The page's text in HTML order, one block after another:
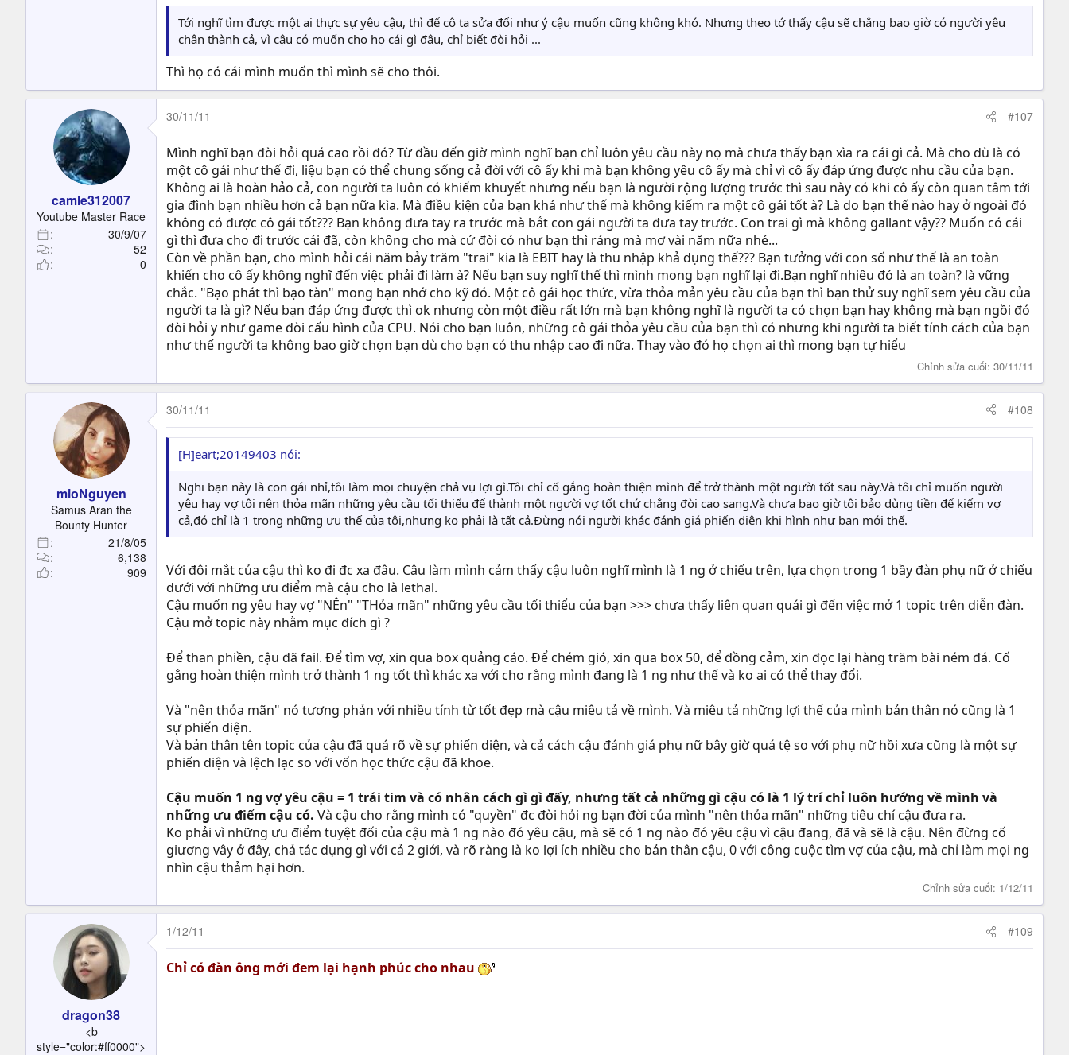
Tới nghĩ tìm được một ai thực sự yêu cậu, thì để cô ta sửa đổi như ý cậu muốn cũng không khó. Nhưng theo tớ thấy cậu sẽ chẳng bao giờ có người yêu
chân thành cả, vì cậu có muốn cho họ cái gì đâu, chỉ biết đòi hỏi ...
Thì họ có cái mình muốn thì mình sẽ cho thôi.
camle312007
Youtube Master Race
30/9/07
52
0
30/11/11 #107
Mình nghĩ bạn đòi hỏi quá cao rồi đó? Từ đầu đến giờ mình nghĩ bạn chỉ luôn yêu cầu này nọ mà chưa thấy bạn xìa ra cái gì cả. Mà cho dù là có
một cô gái như thế đi, liệu bạn có thể chung sống cả đời với cô ấy khi mà bạn không yêu cô ấy mà chỉ vì cô ấy đáp ứng được nhu cầu của bạn.
Không ai là hoàn hảo cả, con người ta luôn có khiếm khuyết nhưng nếu bạn là người rộng lượng trước thì sau này có khi cô ấy còn quan tâm tới
gia đình bạn nhiều hơn cả bạn nữa kìa. Mà điều kiện của bạn khá như thế mà không kiếm ra một cô gái tốt à? Là do bạn thế nào hay ở ngoài đó
không có được cô gái tốt??? Bạn không đưa tay ra trước mà bắt con gái người ta đưa tay trước. Con trai gì mà không gallant vậy?? Muốn có cái
gì thì đưa cho đi trước cái đã, còn không cho mà cứ đòi có như bạn thì ráng mà mơ vài năm nữa nhé...
Còn về phần bạn, cho mình hỏi cái năm bảy trăm "trai" kia là EBIT hay là thu nhập khả dụng thế??? Bạn tưởng với con số như thế là an toàn
khiến cho cô ấy không nghĩ đến việc phải đi làm à? Nếu bạn suy nghĩ thế thì mình mong bạn nghĩ lại đi.Bạn nghĩ nhiêu đó là an toàn? là vững
chắc. "Bạo phát thì bạo tàn" mong bạn nhớ cho kỹ đó. Một cô gái học thức, vừa thỏa mản yêu cầu của bạn thì bạn thử suy nghĩ sem yêu cầu của
người ta là gì? Nếu bạn đáp ứng được thì ok nhưng còn một điều rất lớn mà bạn không nghĩ là người ta có chọn bạn hay không mà bạn ngồi đó
đòi hỏi y như game đòi cấu hình của CPU. Nói cho bạn luôn, những cô gái thỏa yêu cầu của bạn thì có nhưng khi người ta biết tính cách của bạn
như thế người ta không bao giờ chọn bạn dù cho bạn có thu nhập cao đi nữa. Thay vào đó họ chọn ai thì mong bạn tự hiểu
Chỉnh sửa cuối: 30/11/11
mioNguyen
Samus Aran the
Bounty Hunter
21/8/05
6,138
909
30/11/11 #108
[H]eart;20149403 nói:
Nghi bạn này là con gái nhỉ,tôi làm mọi chuyện chả vụ lợi gì.Tôi chỉ cố gắng hoàn thiện mình để trở thành một người tốt sau này.Và tôi chỉ muốn người
yêu hay vợ tôi nên thỏa mãn những yêu cầu tối thiểu để thành một người vợ tốt chứ chẳng đòi cao sang.Và chưa bao giờ tôi bảo dùng tiền để kiếm vợ
cả,đó chỉ là 1 trong những ưu thế của tôi,nhưng ko phải là tất cả.Đừng nói người khác đánh giá phiến diện khi hình như bạn mới thế.
Với đôi mắt của cậu thì ko đi đc xa đâu. Câu làm mình cảm thấy cậu luôn nghĩ mình là 1 ng ở chiếu trên, lựa chọn trong 1 bầy đàn phụ nữ ở chiếu
dưới với những ưu điểm mà cậu cho là lethal.
Cậu muốn ng yêu hay vợ "NÊn" "THỏa mãn" những yêu cầu tối thiểu của bạn >>> chưa thấy liên quan quái gì đến việc mở 1 topic trên diễn đàn.
Cậu mở topic này nhằm mục đích gì ?
Để than phiền, cậu đã fail. Để tìm vợ, xin qua box quảng cáo. Để chém gió, xin qua box 50, để đồng cảm, xin đọc lại hàng trăm bài ném đá. Cố
gắng hoàn thiện mình trở thành 1 ng tốt thì khác xa với cho rằng mình đang là 1 ng như thế và ko ai có thể thay đổi.
Và "nên thỏa mãn" nó tương phản với nhiều tính từ tốt đẹp mà cậu miêu tả về mình. Và miêu tả những lợi thế của mình bản thân nó cũng là 1
sự phiến diện.
Và bản thân tên topic của cậu đã quá rõ về sự phiến diện, và cả cách cậu đánh giá phụ nữ bây giờ quá tệ so với phụ nữ hồi xưa cũng là một sự
phiến diện và lệch lạc so với vốn học thức cậu đã khoe.
Cậu muốn 1 ng vợ yêu cậu = 1 trái tim và có nhân cách gì gì đấy, nhưng tất cả những gì cậu có là 1 lý trí chỉ luôn hướng về mình và
những ưu điểm cậu có. Và cậu cho rằng mình có "quyền" đc đòi hỏi ng bạn đời của mình "nên thỏa mãn" những tiêu chí cậu đưa ra.
Ko phải vì những ưu điểm tuyệt đối của cậu mà 1 ng nào đó yêu cậu, mà sẽ có 1 ng nào đó yêu cậu vì cậu đang, đã và sẽ là cậu. Nên đừng cố
giương vây ở đây, chả tác dụng gì với cả 2 giới, và rõ ràng là ko lợi ích nhiều cho bản thân cậu, 0 với công cuộc tìm vợ của cậu, mà chỉ làm mọi ng
nhìn cậu thảm hại hơn.
Chỉnh sửa cuối: 1/12/11
dragon38
<b
style="color:#ff0000">
1/12/11 #109
Chỉ có đàn ông mới đem lại hạnh phúc cho nhau